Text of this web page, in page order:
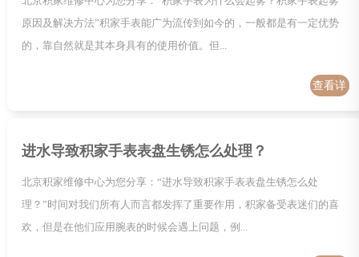
原因及解决方法”积家手表能广为流传到如今的，一般都是有一定优势
的，靠自然就是其本身具有的使用价值。但...
查看详
进水导致积家手表表盘生锈怎么处理？
北京积家维修中心为您分享：“进水导致积家手表表盘生锈怎么处
理？”时间对我们所有人而言都发挥了重要作用，积家备受表迷们的喜
欢，但是在他们应用腕表的时候会遇上问题，例...